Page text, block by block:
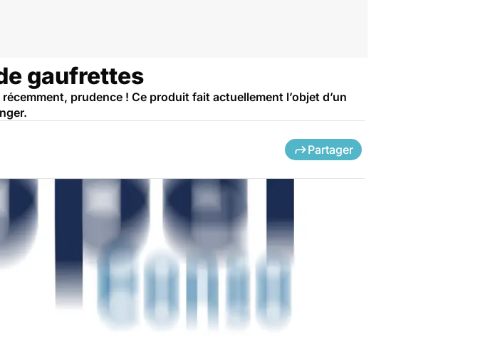
gaufrettes
prudence ! Ce produit fait actuellement l’objet d’un
Partager